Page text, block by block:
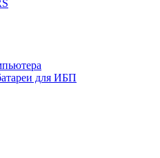
для ИБП